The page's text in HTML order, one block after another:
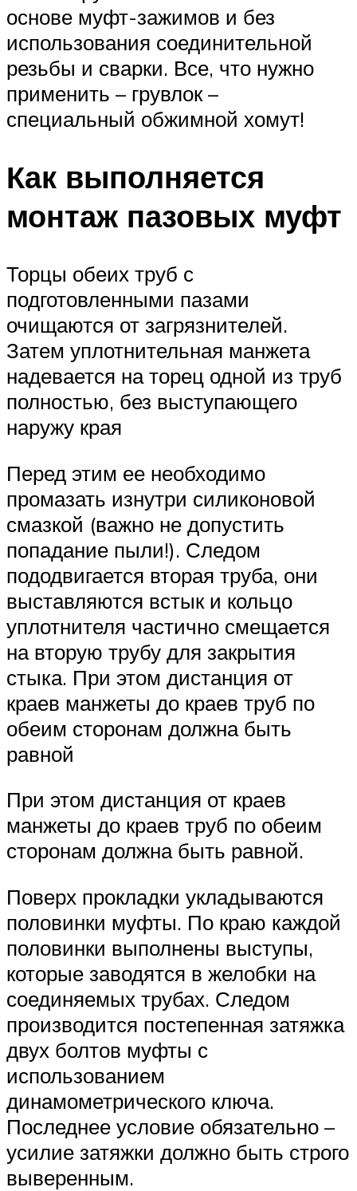
основе муфт-зажимов и без
использования соединительной
резьбы и сварки. Все, что нужно
применить – грувлок –
специальный обжимной хомут!
Как выполняется
монтаж пазовых муфт
Торцы обеих труб с
подготовленными пазами
очищаются от загрязнителей.
Затем уплотнительная манжета
надевается на торец одной из труб
полностью, без выступающего
наружу края
Перед этим ее необходимо
промазать изнутри силиконовой
смазкой (важно не допустить
попадание пыли!). Следом
пододвигается вторая труба, они
выставляются встык и кольцо
уплотнителя частично смещается
на вторую трубу для закрытия
стыка. При этом дистанция от
краев манжеты до краев труб по
обеим сторонам должна быть
равной
При этом дистанция от краев
манжеты до краев труб по обеим
сторонам должна быть равной.
Поверх прокладки укладываются
половинки муфты. По краю каждой
половинки выполнены выступы,
которые заводятся в желобки на
соединяемых трубах. Следом
производится постепенная затяжка
двух болтов муфты с
использованием
динамометрического ключа.
Последнее условие обязательно –
усилие затяжки должно быть строго
выверенным.